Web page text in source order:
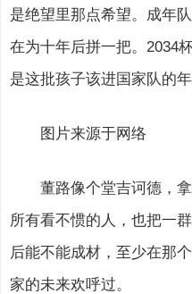
是绝望里那点希望。成年
在为十年后拼一把。2034
是这批孩子该进国家队的年
图片来源于网络
董路像个堂吉诃德，
所有看不惯的人，也把一
后能不能成材，至少在那
家的未来欢呼过。